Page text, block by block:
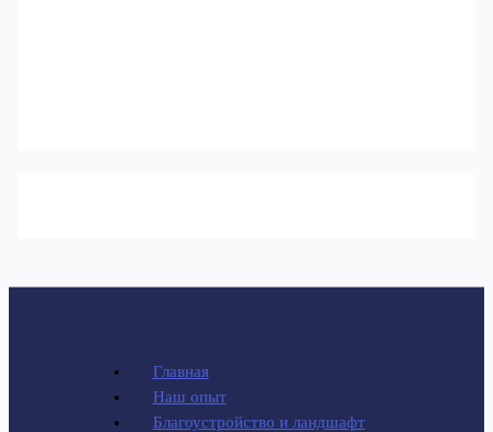
Главная
Наш опыт
Благоустройство и ландшафт